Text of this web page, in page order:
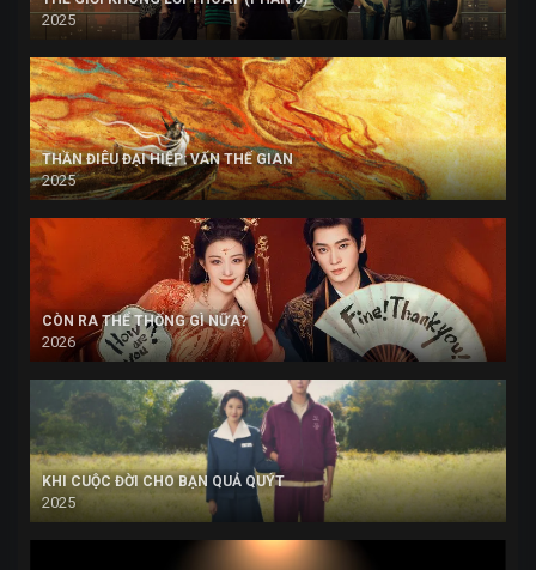
2025
THẦN ĐIÊU ĐẠI HIỆP: VẤN THẾ GIAN
2025
CÒN RA THỂ THỐNG GÌ NỮA?
2026
KHI CUỘC ĐỜI CHO BẠN QUẢ QUÝT
2025